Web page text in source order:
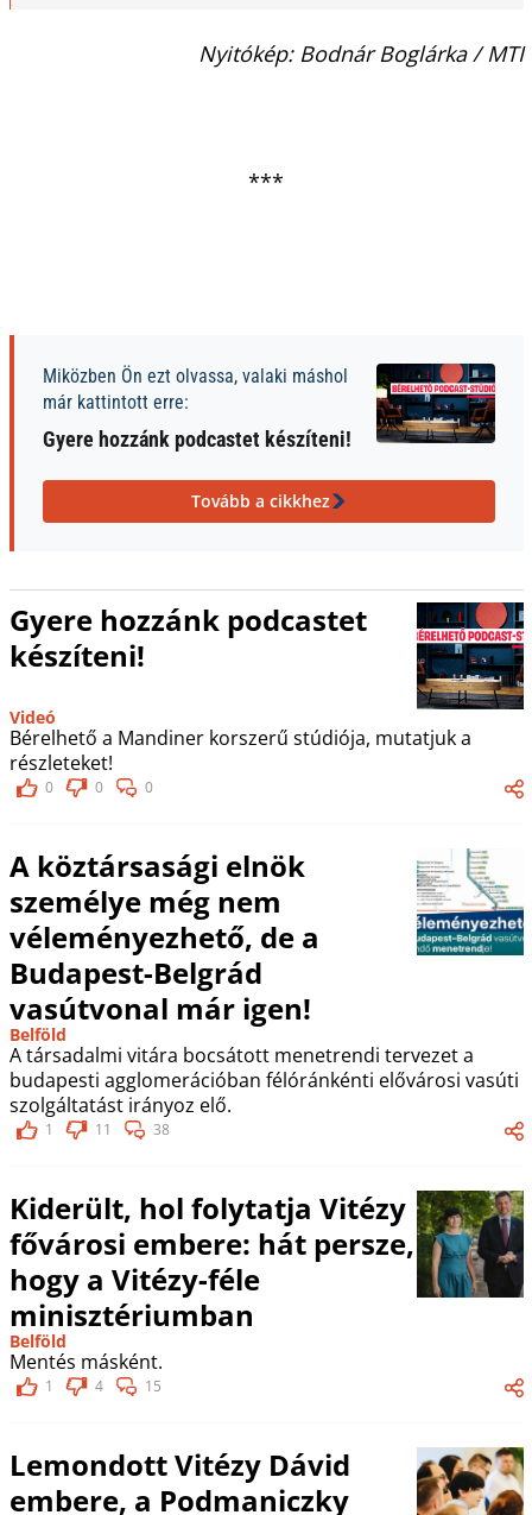
Nyitókép: Bodnár Boglárka / MTI
***
Miközben Ön ezt olvassa, valaki máshol
már kattintott erre:
Gyere hozzánk podcastet készíteni!
Tovább a cikkhez
Gyere hozzánk podcastet
készíteni!
Videó
Bérelhető a Mandiner korszerű stúdiója, mutatjuk a
részleteket!
0 0 0
A köztársasági elnök
személye még nem
véleményezhető, de a
Budapest-Belgrád
vasútvonal már igen!
Belföld
A társadalmi vitára bocsátott menetrendi tervezet a
budapesti agglomerációban félóránkénti elővárosi vasúti
szolgáltatást irányoz elő.
1 11 38
Kiderült, hol folytatja Vitézy
fővárosi embere: hát persze,
hogy a Vitézy-féle
minisztériumban
Belföld
Mentés másként.
1 4 15
Lemondott Vitézy Dávid
embere, a Podmaniczky